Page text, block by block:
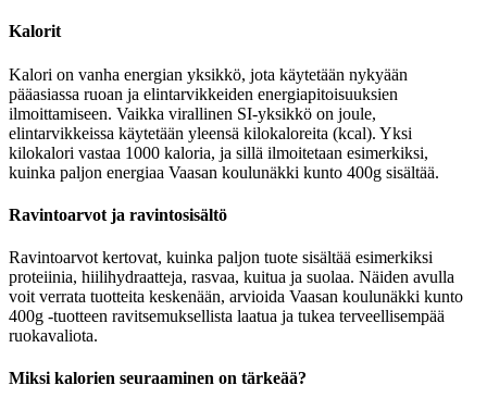
Kalorit
Kalori on vanha energian yksikkö, jota käytetään nykyään
pääasiassa ruoan ja elintarvikkeiden energiapitoisuuksien
ilmoittamiseen. Vaikka virallinen SI-yksikkö on joule,
elintarvikkeissa käytetään yleensä kilokaloreita (kcal). Yksi
kilokalori vastaa 1000 kaloria, ja sillä ilmoitetaan esimerkiksi,
kuinka paljon energiaa Vaasan koulunäkki kunto 400g sisältää.
Ravintoarvot ja ravintosisältö
Ravintoarvot kertovat, kuinka paljon tuote sisältää esimerkiksi
proteiinia, hiilihydraatteja, rasvaa, kuitua ja suolaa. Näiden avulla
voit verrata tuotteita keskenään, arvioida Vaasan koulunäkki kunto
400g -tuotteen ravitsemuksellista laatua ja tukea terveellisempää
ruokavaliota.
Miksi kalorien seuraaminen on tärkeää?